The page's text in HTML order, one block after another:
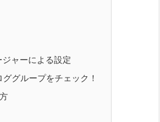
ャーによる設定
グループをチェック！